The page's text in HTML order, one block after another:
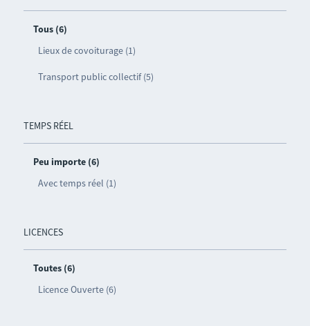
Tous (6)
Lieux de covoiturage (1)
Transport public collectif (5)
TEMPS RÉEL
Peu importe (6)
Avec temps réel (1)
LICENCES
Toutes (6)
Licence Ouverte (6)